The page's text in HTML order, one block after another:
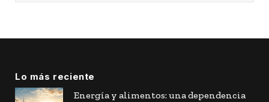
Lo más reciente
Energía y alimentos: una dependencia